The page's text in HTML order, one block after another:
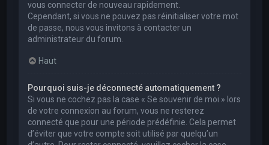
vous connecter de nouveau rapidement.
Cependant, si vous ne pouvez pas réinitialiser votre mot
de passe, nous vous invitons à contacter un
administrateur du forum.
Haut
Pourquoi suis-je déconnecté automatiquement ?
Si vous ne cochez pas la case « Se souvenir de moi » lors
de votre connexion au forum, vous ne resterez
connecté que pour une période prédéfinie. Cela permet
d’éviter que votre compte soit utilisé par quelqu’un